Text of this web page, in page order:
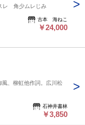
レ 角少ムレじみ
古本 海ねこ
￥24,000
、柳虹他作詞。広川松
石神井書林
￥3,850